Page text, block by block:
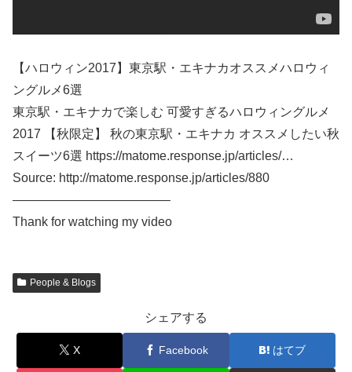
【ハロウィン2017】東京駅・エキナカオススメハロウィ
ングルメ6選
東京駅・エキナカで楽しむ 可愛すぎるハロウィングルメ
2017 【秋限定】 秋の東京駅・エキナカ オススメしたい秋
スイーツ6選 https://matome.response.jp/articles/…
Source: http://matome.response.jp/articles/880
————————————–
Thank for watching my video
People & Blogs
シェアする
X Facebook はてブ